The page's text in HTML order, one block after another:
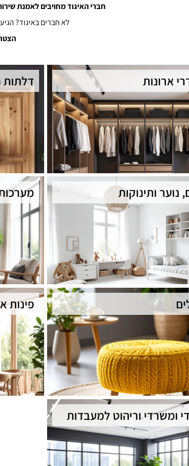
חברי האיגוד מחויבים לאמנת
לא חברים באיגוד?
ארונות דלתות
נוער ותינוקות
פינות
ומשרדי וריהוט למעבדות